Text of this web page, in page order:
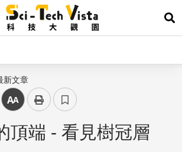
展
新文章
中
頂端 - 看見樹冠層